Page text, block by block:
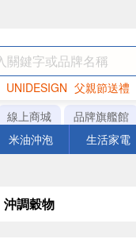
UNIDESIGN 父親節送禮
罐頭 海苔 洋芋片
線上商城 品牌旗艦館
米油沖泡 生活家電
沖調穀物